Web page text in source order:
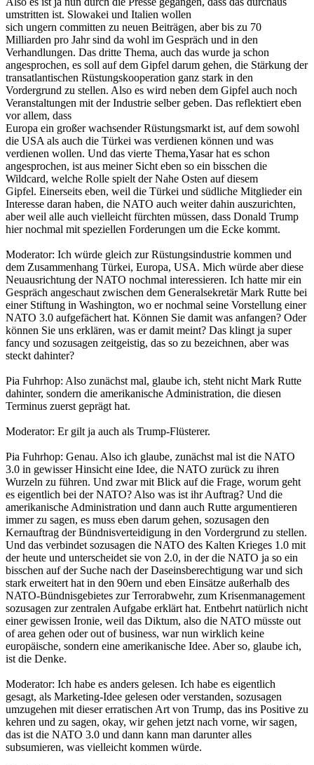
umstritten ist. Slowakei und Italien wollen
sich ungern committen zu neuen Beiträgen, aber bis zu 70
Milliarden pro Jahr sind da wohl im Gespräch und in den
Verhandlungen. Das dritte Thema, auch das wurde ja schon
angesprochen, es soll auf dem Gipfel darum gehen, die Stärkung der
transatlantischen Rüstungskooperation ganz stark in den
Vordergrund zu stellen. Also es wird neben dem Gipfel auch noch
Veranstaltungen mit der Industrie selber geben. Das reflektiert eben
vor allem, dass
Europa ein großer wachsender Rüstungsmarkt ist, auf dem sowohl
die USA als auch die Türkei was verdienen können und was
verdienen wollen. Und das vierte Thema,Yasar hat es schon
angesprochen, ist aus meiner Sicht eben so ein bisschen die
Wildcard, welche Rolle spielt der Nahe Osten auf diesem
Gipfel. Einerseits eben, weil die Türkei und südliche Mitglieder ein
Interesse daran haben, die NATO auch weiter dahin auszurichten,
aber weil alle auch vielleicht fürchten müssen, dass Donald Trump
hier nochmal mit speziellen Forderungen um die Ecke kommt.
Moderator: Ich würde gleich zur Rüstungsindustrie kommen und
dem Zusammenhang Türkei, Europa, USA. Mich würde aber diese
Neuausrichtung der NATO nochmal interessieren. Ich hatte mir ein
Gespräch angeschaut zwischen dem Generalsekretär Mark Rutte bei
einer Stiftung in Washington, wo er nochmal seine Vorstellung einer
NATO 3.0 aufgefächert hat. Können Sie damit was anfangen? Oder
können Sie uns erklären, was er damit meint? Das klingt ja super
fancy und sozusagen zeitgeistig, das so zu bezeichnen, aber was
steckt dahinter?
Pia Fuhrhop: Also zunächst mal, glaube ich, steht nicht Mark Rutte
dahinter, sondern die amerikanische Administration, die diesen
Terminus zuerst geprägt hat.
Moderator: Er gilt ja auch als Trump-Flüsterer.
Pia Fuhrhop: Genau. Also ich glaube, zunächst mal ist die NATO
3.0 in gewisser Hinsicht eine Idee, die NATO zurück zu ihren
Wurzeln zu führen. Und zwar mit Blick auf die Frage, worum geht
es eigentlich bei der NATO? Also was ist ihr Auftrag? Und die
amerikanische Administration und dann auch Rutte argumentieren
immer zu sagen, es muss eben darum gehen, sozusagen den
Kernauftrag der Bündnisverteidigung in den Vordergrund zu stellen.
Und das verbindet sozusagen die NATO des Kalten Krieges 1.0 mit
der heute und unterscheidet sie von 2.0, in der die NATO ja so ein
bisschen auf der Suche nach der Daseinsberechtigung war und sich
stark erweitert hat in den 90ern und eben Einsätze außerhalb des
NATO-Bündnisgebietes zur Terrorabwehr, zum Krisenmanagement
sozusagen zur zentralen Aufgabe erklärt hat. Entbehrt natürlich nicht
einer gewissen Ironie, weil das Diktum, also die NATO müsste out
of area gehen oder out of business, war nun wirklich keine
europäische, sondern eine amerikanische Idee. Aber so, glaube ich,
ist die Denke.
Moderator: Ich habe es anders gelesen. Ich habe es eigentlich
gesagt, als Marketing-Idee gelesen oder verstanden, sozusagen
umzugehen mit dieser erratischen Art von Trump, das ins Positive zu
kehren und zu sagen, okay, wir gehen jetzt nach vorne, wir sagen,
das ist die NATO 3.0 und dann kann man darunter alles
subsumieren, was vielleicht kommen würde.